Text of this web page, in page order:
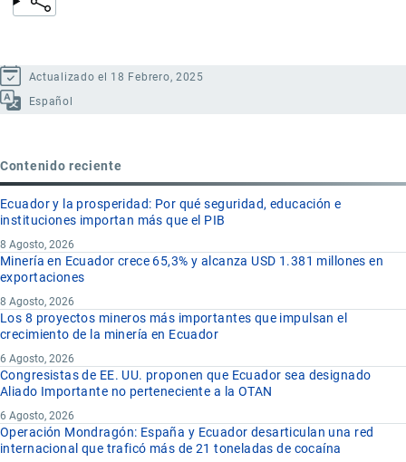
Actualizado el 18 Febrero, 2025
Español
Contenido reciente
Ecuador y la prosperidad: Por qué seguridad, educación e
instituciones importan más que el PIB
8 Agosto, 2026
Minería en Ecuador crece 65,3% y alcanza USD 1.381 millones en
exportaciones
8 Agosto, 2026
Los 8 proyectos mineros más importantes que impulsan el
crecimiento de la minería en Ecuador
6 Agosto, 2026
Congresistas de EE. UU. proponen que Ecuador sea designado
Aliado Importante no perteneciente a la OTAN
6 Agosto, 2026
Operación Mondragón: España y Ecuador desarticulan una red
internacional que traficó más de 21 toneladas de cocaína